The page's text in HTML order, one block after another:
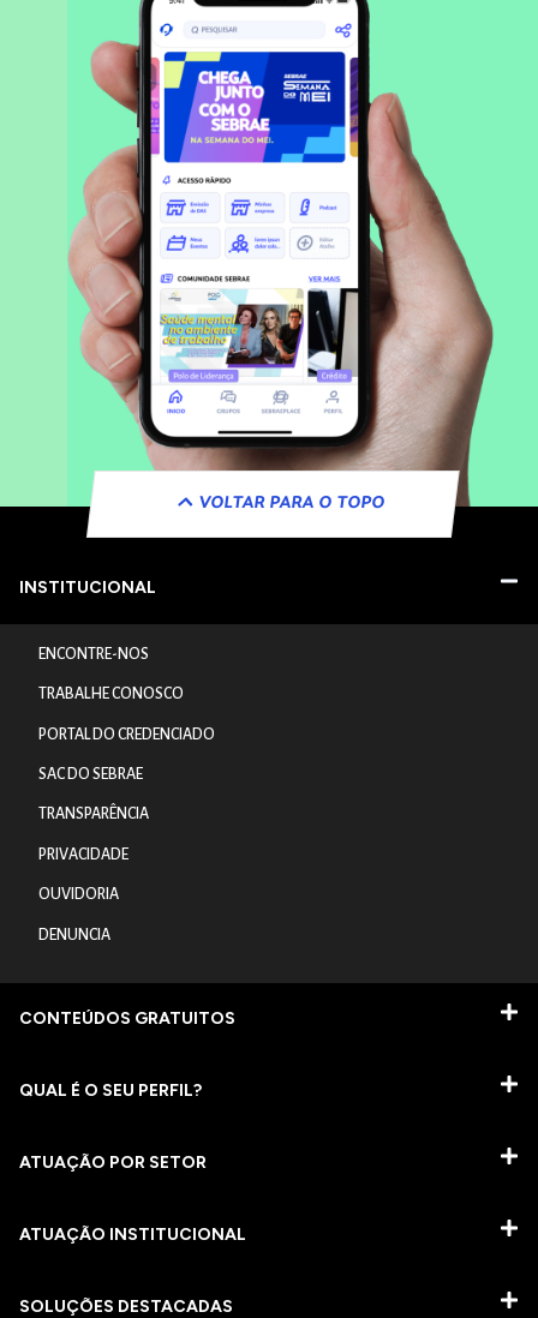
VOLTAR PARA O TOPO
INSTITUCIONAL
ENCONTRE-NOS
TRABALHE CONOSCO
PORTAL DO CREDENCIADO
SAC DO SEBRAE
TRANSPARÊNCIA
PRIVACIDADE
OUVIDORIA
DENUNCIA
CONTEÚDOS GRATUITOS
QUAL É O SEU PERFIL?
ATUAÇÃO POR SETOR
ATUAÇÃO INSTITUCIONAL
SOLUÇÕES DESTACADAS